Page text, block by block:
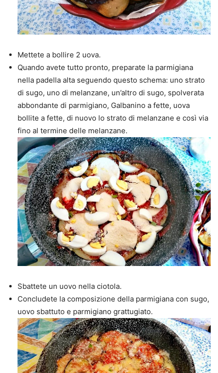
Mettete a bollire 2 uova.
Quando avete tutto pronto, preparate la parmigiana
nella padella alta seguendo questo schema: uno strato
di sugo, uno di melanzane, un’altro di sugo, spolverata
abbondante di parmigiano, Galbanino a fette, uova
bollite a fette, di nuovo lo strato di melanzane e così via
fino al termine delle melanzane.
Sbattete un uovo nella ciotola.
Concludete la composizione della parmigiana con sugo,
uovo sbattuto e parmigiano grattugiato.